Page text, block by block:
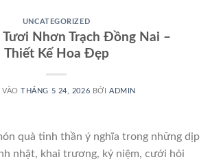
UNCATEGORIZED
Tươi Nhơn Trạch Đồng Nai –
Thiết Kế Hoa Đẹp
VÀOTHÁNG 5 24, 2026 BỞI ADMIN
quà tinh thần ý nghĩa trong những dịp
nhật, khai trương, kỷ niệm, cưới hỏi